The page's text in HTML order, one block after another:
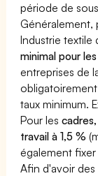
période de
Généralement,
Industrie textile
minimal pour
entreprises de
taux minimum.
Pour les
travail à 1,5 %
également
Afin d'avoir des